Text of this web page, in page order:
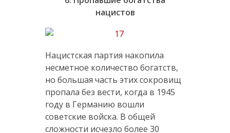
нацистов
Нацистская партия накопила
несметное количество богатств,
но большая часть этих сокровищ
пропала без вести, когда в 1945
году в Германию вошли
советские войска. В общей
сложности исчезло более 30